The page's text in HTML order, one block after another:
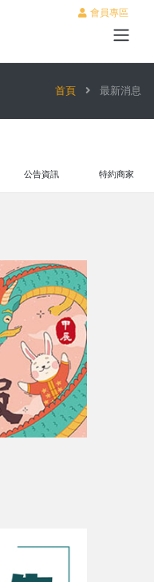
會員專區
首頁 最新消息
公告資訊 特約商家